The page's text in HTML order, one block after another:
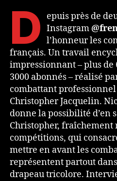
D
epuis près de
Instagram
l’honneur les
français. Un travail
impressionnant – plus de
3000 abonnés – réalisé
combattant professionnel
Christopher Jacquelin.
donne la possibilité d’en
Christopher, fraîchement
compétitions, qui
mettre en avant les
représentent partout
drapeau tricolore.